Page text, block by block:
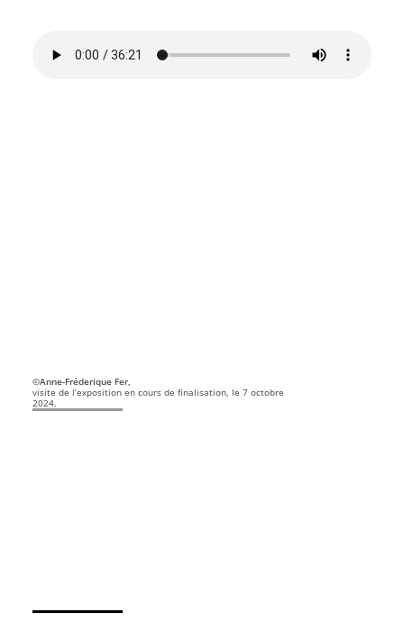
©Anne-Fréderique Fer,
visite de l’exposition en cours de finalisation, le 7 octobre
2024.